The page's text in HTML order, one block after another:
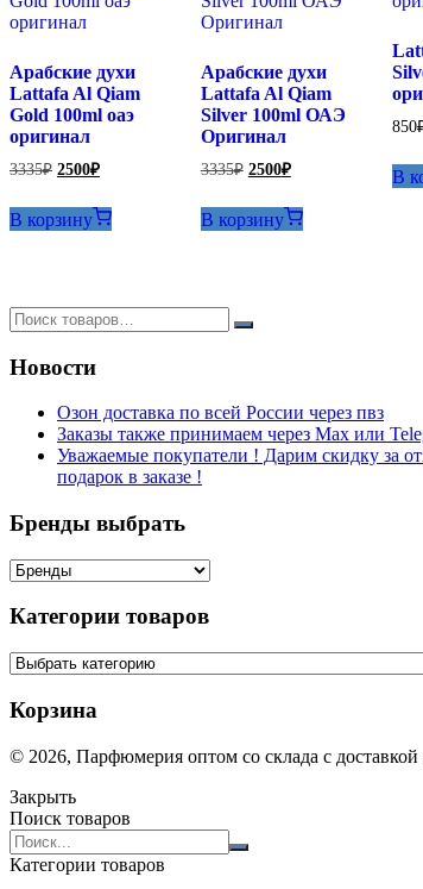
Арабские духи
Lattafa Al Qiam
Gold 100ml оаэ
оригинал
3335₽ Первоначальная
составляла
3335₽.
2500₽Текущая
2500₽.
В корзину
Арабские духи
Lattafa Al Qiam
Silver 100ml ОАЭ
Оригинал
3335₽ Первоначальная
составляла
3335₽.
2500₽Текущая
2500₽.
В корзину
850
В
Новости
Озон доставка по всей России через пвз
Заказы также принимаем через Max или
Уважаемые покупатели ! Дарим скидку за
подарок в заказе !
Бренды выбрать
Категории товаров
Корзина
© 2026, Парфюмерия оптом со склада с
Закрыть
Поиск товаров
Search
products:
Категории товаров